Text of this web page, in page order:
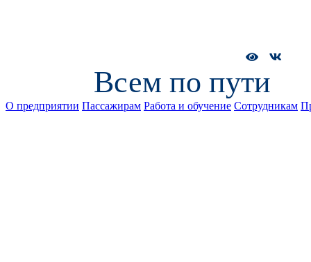
Всем по пути
О предприятии Пассажирам Работа и обучение Сотрудникам